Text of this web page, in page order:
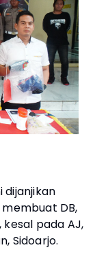
dijanjikan
DB,
pada AJ,
Sidoarjo.